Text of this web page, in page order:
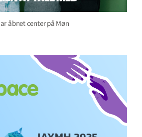
åbnet center på Møn